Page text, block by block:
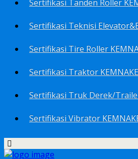
Sertifikasi Tanden Roller
Sertifikasi Tire Roller
Sertifikasi Traktor
Sertifikasi Truk Derek/
Sertifikasi Vibrator